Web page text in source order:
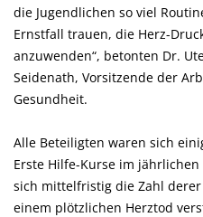
die Jugendlichen so viel
Ernstfall trauen, die Herz-
anzuwenden“, betonten Dr.
Seidenath, Vorsitzende der
Gesundheit.
Alle Beteiligten waren sich
Erste Hilfe-Kurse im
sich mittelfristig die Zahl
einem plötzlichen Herztod